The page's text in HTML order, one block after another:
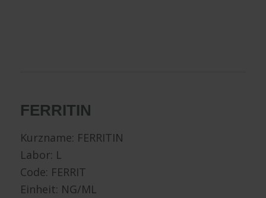
FERRITIN
Kurzname: FERRITIN
Labor: L
Code: FERRIT
Einheit: NG/ML